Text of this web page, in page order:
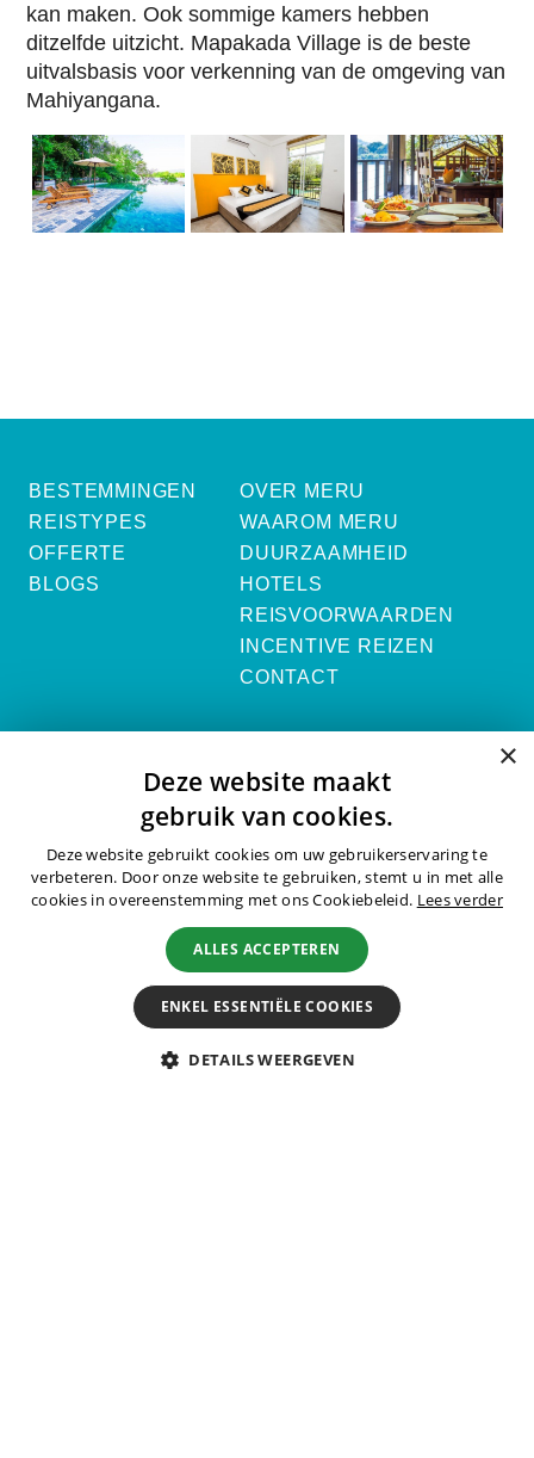
kan maken. Ook sommige kamers hebben
ditzelfde uitzicht. Mapakada Village is de beste
uitvalsbasis voor verkenning van de omgeving van
Mahiyangana.
Vraag een offerte aan
OFFERTE AANVRAGEN ›
ALLE CONTACTGEGEVENS ›
BESTEMMINGEN
REISTYPES
OFFERTE
BLOGS
OVER MERU
WAAROM MERU
DUURZAAMHEID
HOTELS
REISVOORWAARDEN
INCENTIVE REIZEN
CONTACT
BLIJF OP DE HOOGTE
×
Deze website maakt
gebruik van cookies.
Deze website gebruikt cookies om uw gebruikerservaring te
verbeteren. Door onze website te gebruiken, stemt u in met alle
cookies in overeenstemming met ons Cookiebeleid. Lees verder
ALLES ACCEPTEREN
ENKEL ESSENTIËLE COOKIES
DETAILS WEERGEVEN